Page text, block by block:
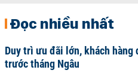
Đọc nhiều nhất
Duy trì ưu đãi lớn, khách hàng
trước tháng Ngâu